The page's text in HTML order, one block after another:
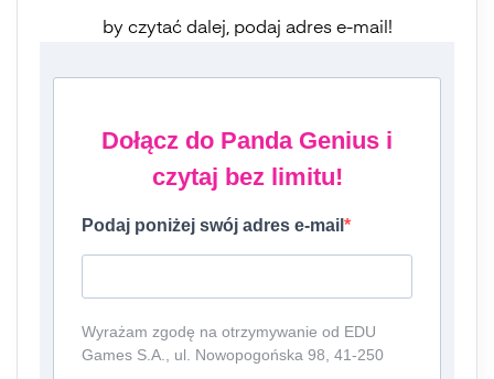
by czytać dalej, podaj adres e-mail!
Dołącz do Panda Genius i
czytaj bez limitu!
Podaj poniżej swój adres e-mail
Wyrażam zgodę na otrzymywanie od EDU
Games S.A., ul. Nowopogońska 98, 41-250